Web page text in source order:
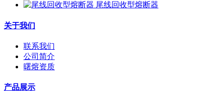
尾线回收型熔断器
关于我们
联系我们
公司简介
曙熔资质
产品展示